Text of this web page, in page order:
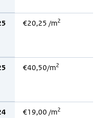
€20,25 /m2
€40,50/m2
€19,00 /m2